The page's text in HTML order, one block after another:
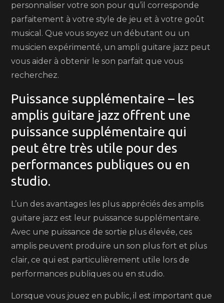
personnaliser votre son pour qu’il corresponde
parfaitement à votre style de jeu et à votre goût
musical. Que vous soyez un débutant ou un
musicien expérimenté, un ampli guitare jazz peut
vous aider à obtenir le son parfait que vous
recherchez.
Puissance supplémentaire – les
amplis guitare jazz offrent une
puissance supplémentaire qui
peut être très utile pour des
performances publiques ou en
studio.
L’un des avantages les plus appréciés des amplis
guitare jazz est leur puissance supplémentaire.
Avec une puissance de sortie plus élevée, ces
amplis peuvent produire un son plus fort et plus
clair, ce qui est particulièrement utile lors de
performances publiques ou en studio.
Lorsque vous jouez en public, il est important que